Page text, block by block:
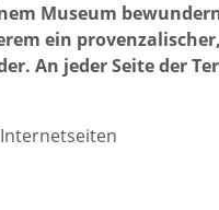
Museum
ein
An jeder Seite der